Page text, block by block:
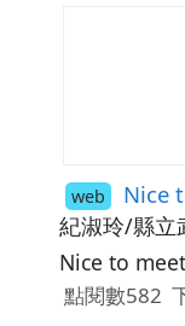
web Nice
紀淑玲/縣立
Nice to
點閱數582